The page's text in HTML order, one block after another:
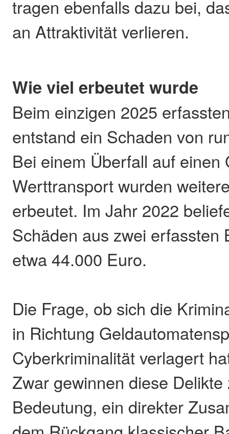
tragen ebenfalls dazu bei,
an Attraktivität verlieren.
Wie viel erbeutet wurde
Beim einzigen 2025
entstand ein Schaden von
Bei einem Überfall auf einen
Werttransport wurden
erbeutet. Im Jahr 2022
Schäden aus zwei erfassten
etwa 44.000 Euro.
Die Frage, ob sich die
in Richtung
Cyberkriminalität verlagert
Zwar gewinnen diese
Bedeutung, ein direkter